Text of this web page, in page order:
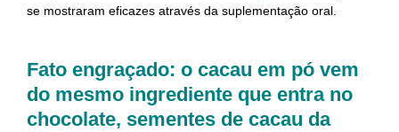
se mostraram eficazes através da suplementação oral.
Fato engraçado: o cacau em pó vem
do mesmo ingrediente que entra no
chocolate, sementes de cacau da